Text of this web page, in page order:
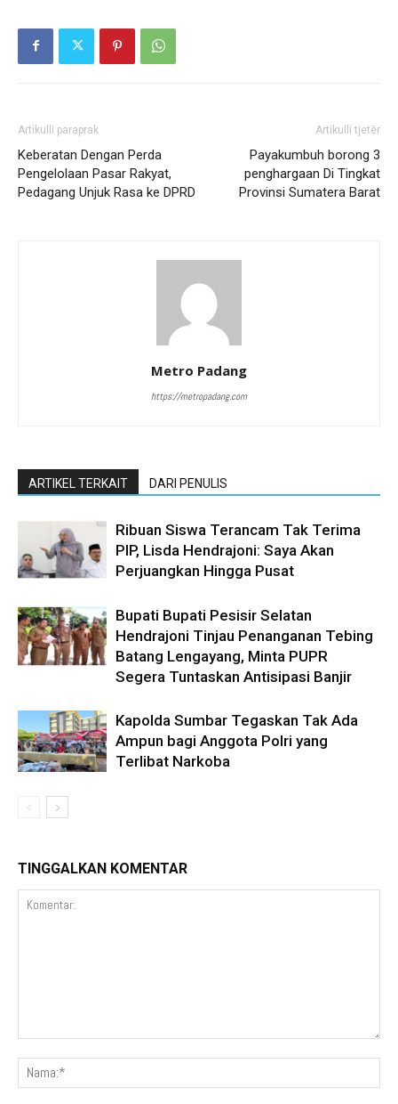
Artikulli paraprak
Keberatan Dengan Perda
Pengelolaan Pasar Rakyat,
Pedagang Unjuk Rasa ke DPRD
Artikulli tjetër
Payakumbuh borong 3
penghargaan Di Tingkat
Provinsi Sumatera Barat
Metro Padang
https://metropadang.com
ARTIKEL TERKAIT DARI PENULIS
Ribuan Siswa Terancam Tak Terima
PIP, Lisda Hendrajoni: Saya Akan
Perjuangkan Hingga Pusat
Bupati Bupati Pesisir Selatan
Hendrajoni Tinjau Penanganan Tebing
Batang Lengayang, Minta PUPR
Segera Tuntaskan Antisipasi Banjir
Kapolda Sumbar Tegaskan Tak Ada
Ampun bagi Anggota Polri yang
Terlibat Narkoba
TINGGALKAN KOMENTAR